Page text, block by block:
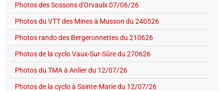
Photos des Sossons d'Orvaulx 07/06/26
Photos du VTT des Mines à Musson du 240526
Photos rando des Bergeronnettes du 210626
Photos de la cyclo Vaux-Sur-Sûre du 270626
Photos du TMA à Anlier du 12/07/26
Photos de la cyclo à Sainte-Marie du 12/07/26